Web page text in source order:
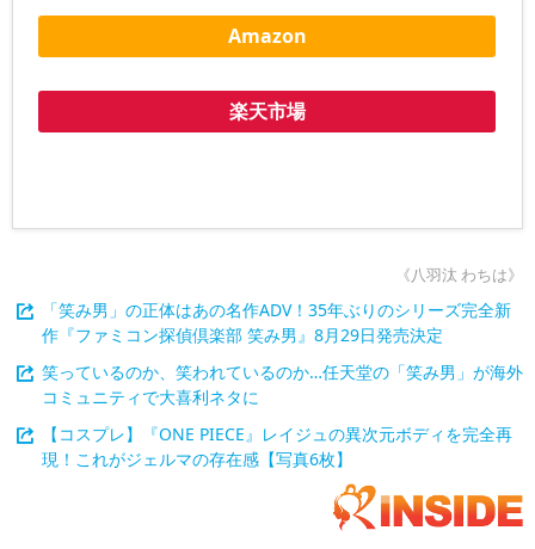
Amazon
楽天市場
《八羽汰 わちは》
「笑み男」の正体はあの名作ADV！35年ぶりのシリーズ完全新
作『ファミコン探偵倶楽部 笑み男』8月29日発売決定
笑っているのか、笑われているのか…任天堂の「笑み男」が海外
コミュニティで大喜利ネタに
【コスプレ】『ONE PIECE』レイジュの異次元ボディを完全再
現！これがジェルマの存在感【写真6枚】